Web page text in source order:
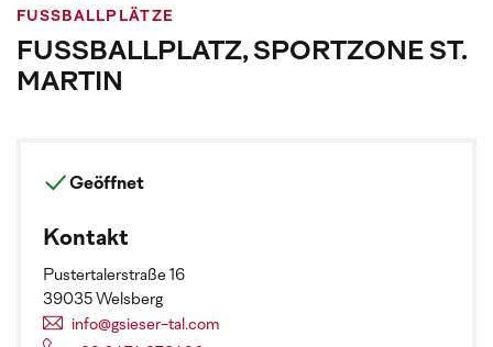
FUSSBALLPLÄTZE
FUSSBALLPLATZ, SPORTZONE ST. M
ARTIN
Geöffnet
Kontakt
Pustertalerstraße 16
39035 Welsberg
info@gsieser-tal.com